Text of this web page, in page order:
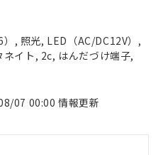
, 照光, LED（AC/DC12V）,
イト, 2c, はんだづけ端子,
07 00:00 情報更新